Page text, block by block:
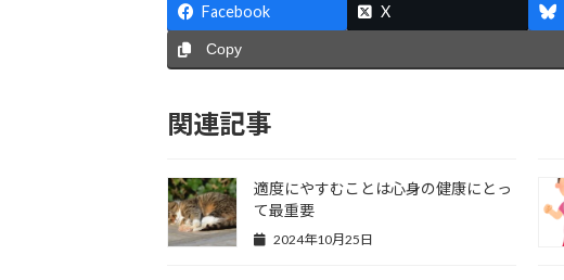
Facebook X
Copy
関連記事
適度にやすむことは心身の健康にとっ
て最重要
2024年10月25日